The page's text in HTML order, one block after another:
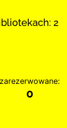
2
zarezerwowane:
0